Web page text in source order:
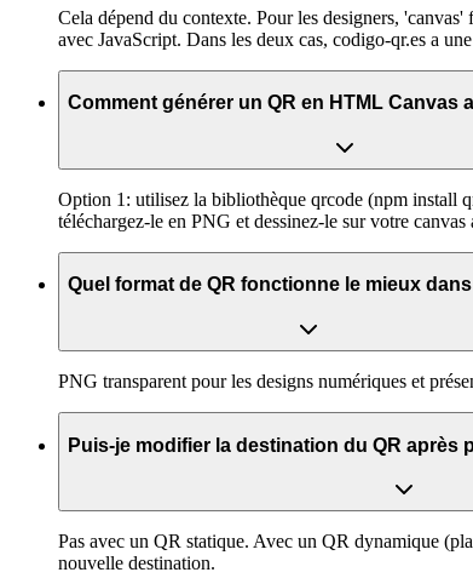
Cela dépend du contexte. Pour les designers,
avec JavaScript. Dans les deux cas, codigo-qr.es a
Comment générer un QR en HTML Canvas
Option 1: utilisez la bibliothèque qrcode (npm install
téléchargez-le en PNG et dessinez-le sur votre
Quel format de QR fonctionne le mieux
PNG transparent pour les designs numériques et
Puis-je modifier la destination du QR après
Pas avec un QR statique. Avec un QR dynamique
nouvelle destination.